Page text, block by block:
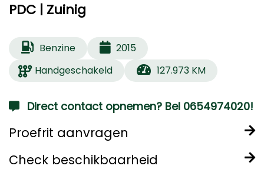
PDC | Zuinig
Benzine
2015
Handgeschakeld
127.973 KM
Direct contact opnemen? Bel 0654974020!
Proefrit aanvragen
Check beschikbaarheid